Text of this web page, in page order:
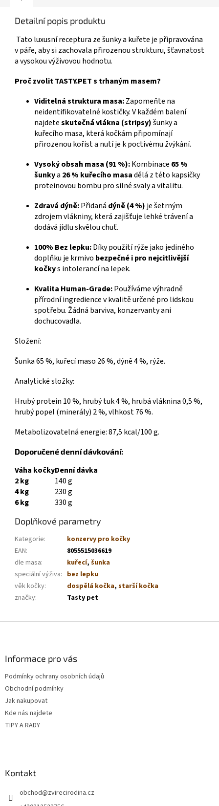
Detailní popis produktu
Tato luxusní receptura ze šunky a kuřete je připravována
v páře, aby si zachovala přirozenou strukturu, šťavnatost
a vysokou výživovou hodnotu.
Proč zvolit TASTY.PET s trhaným masem?
Viditelná struktura masa:Zapomeňte na
neidentifikovatelné kostičky. V každém balení
najdeteskutečná vlákna (stripsy)šunky a
kuřecího masa, která kočkám připomínají
přirozenou kořist a nutí je k poctivému žvýkání.
Vysoký obsah masa (91 %):Kombinace 65 %
šunkya 26 % kuřecího masadělá z této kapsičky
proteinovou bombu pro silné svaly a vitalitu.
Zdravá dýně:Přidaná dýně (4 %) je šetrným
zdrojem vlákniny, která zajišťuje lehké trávení a
dodává jídlu skvělou chuť.
100% Bez lepku:Díky použití rýže jako jediného
doplňku je krmivo bezpečné i pro nejcitlivější
kočkys intolerancí na lepek.
Kvalita Human-Grade:Používáme výhradně
přírodní ingredience v kvalitě určené pro lidskou
spotřebu. Žádná barviva, konzervanty ani
dochucovadla.
Složení:
Šunka 65 %, kuřecí maso 26 %, dýně 4 %, rýže.
Analytické složky:
Hrubý protein 10 %, hrubý tuk 4 %, hrubá vláknina 0,5 %,
hrubý popel (minerály) 2 %, vlhkost 76 %.
Metabolizovatelná energie: 87,5 kcal/100 g.
Doporučené denní dávkování:
Váha kočkyDenní dávka
2 kg
140 g
4 kg
230 g
6 kg
330 g
Doplňkové parametry
Kategorie:
konzervy pro kočky
EAN:
8055515036619
dle masa: kuřecí, šunka
speciální výživa: bez lepku
věk kočky: dospělá kočka, starší kočka
značky: Tasty pet
Informace pro vás
Podmínky ochrany osobních údajů
Obchodní podmínky
Jak nakupovat
Kde nás najdete
TIPY A RADY
Kontakt
obchod@zvirecirodina.cz